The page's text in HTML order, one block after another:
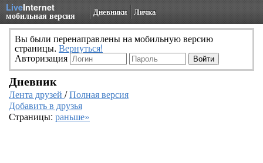
LiveInternet
мобильная версия Дневники Личка
Вы были перенаправлены на мобильную версию
страницы. Вернуться!
Авторизация
Дневник
Лента друзей /Полная версия
Добавить в друзья
Страницы: раньше»